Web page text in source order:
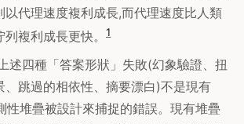
以代理速度複利成長,而代理速度比人類
複利成長更快。
1
上述四種「答案形狀」失敗(幻象驗證、扭
、跳過的相依性、摘要漂白)不是現有
性堆疊被設計來捕捉的錯誤。現有堆疊